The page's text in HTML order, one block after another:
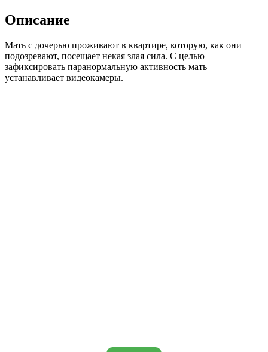
Описание
Мать с дочерью проживают в квартире, которую, как они
подозревают, посещает некая злая сила. С целью
зафиксировать паранормальную активность мать
устанавливает видеокамеры.